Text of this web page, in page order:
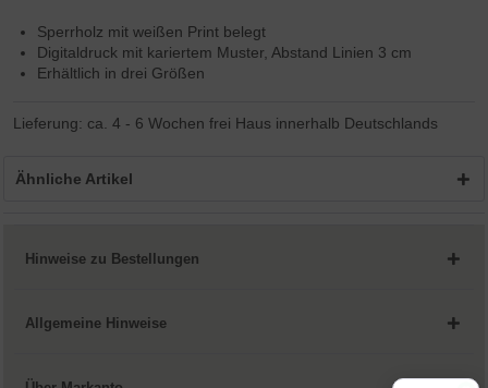
Sperrholz mit weißen Print belegt
Digitaldruck mit kariertem Muster, Abstand Linien 3 cm
Erhältlich in drei Größen
Lieferung: ca. 4 - 6 Wochen frei Haus innerhalb Deutschlands
Ähnliche Artikel
Hinweise zu Bestellungen
Allgemeine Hinweise